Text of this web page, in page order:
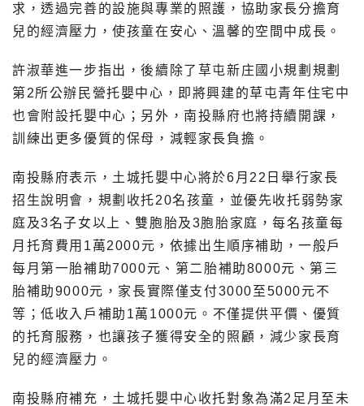
求，透過完善的設施與專業的照護，協助家長分擔育
兒的經濟壓力，使孩童在安心、溫馨的空間中成長。
許淑華進一步指出，後續除了草屯新庄國小規劃規劃
第2所公辦民營托嬰中心，即將興建的草屯青年住宅中
也會附設托嬰中心；另外，南投縣府也將持續開課，
訓練出更多優質的保母，減輕家長負擔。
南投縣府表示，土城托嬰中心將於6月22日舉行家長
招生說明會，規劃收托20名孩童，並優先收托弱勢家
庭及3名子女以上、雙胞胎及3胞胎家庭，每名孩童每
月托育費用1萬2000元，依據出生順序補助，一般戶
每月第一胎補助7000元、第二胎補助8000元、第三
胎補助9000元，家長實際僅支付3000至5000元不
等；低收入戶補助1萬1000元。不僅提供平價、優質
的托育服務，也讓孩子獲得安全的照顧，減少家長育
兒的經濟壓力。
南投縣府補充，土城托嬰中心收托對象為滿2足月至未